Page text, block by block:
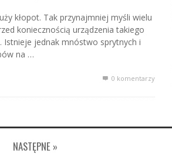
kłopot. Tak przynajmniej myśli wielu
koniecznością urządzenia takiego
Istnieje jednak mnóstwo sprytnych i
na …
0 komentarzy
NASTĘPNE »